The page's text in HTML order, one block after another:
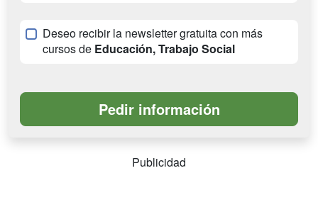
Deseo recibir la newsletter gratuita con más
cursos de Educación, Trabajo Social
Publicidad